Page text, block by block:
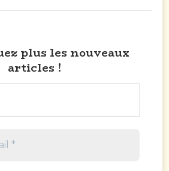
plus les nouveaux
articles !